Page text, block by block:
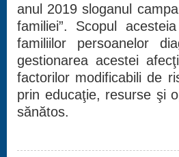
anul 2019 sloganul
familiei”. Scopul
familiilor persoanelor
gestionarea acestei
factorilor modificabili de
prin educaţie, resurse şi
sănătos.